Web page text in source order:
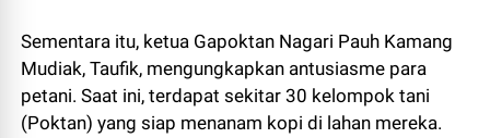
Sementara itu, ketua Gapoktan Nagari Pauh Kamang
Mudiak, Taufik, mengungkapkan antusiasme para
petani. Saat ini, terdapat sekitar 30 kelompok tani
(Poktan) yang siap menanam kopi di lahan mereka.